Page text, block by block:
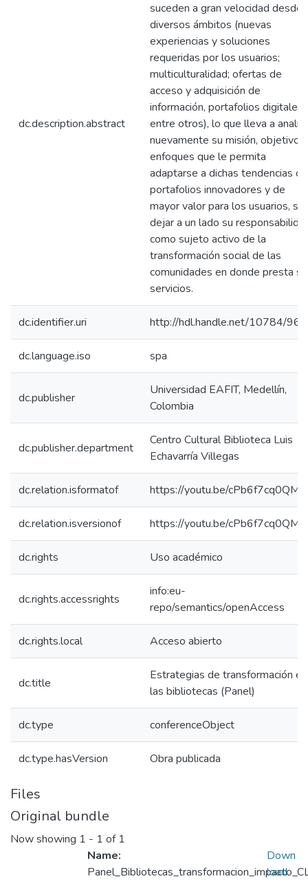
dc.description.abstract
suceden a gran velocidad desde
diversos ámbitos (nuevas
experiencias y soluciones
requeridas por los usuarios;
multiculturalidad; ofertas de
acceso y adquisición de
información, portafolios digitales,
entre otros), lo que lleva a
nuevamente su misión, objetivos
enfoques que le permita
adaptarse a dichas tendencias
portafolios innovadores y de
mayor valor para los usuarios, sin
dejar a un lado su
como sujeto activo de la
transformación social de las
comunidades en donde presta
servicios.
dc.identifier.uri http://hdl.handle.net/10784/
dc.language.iso spa
dc.publisher
Universidad EAFIT, Medellín,
Colombia
dc.publisher.department
Centro Cultural Biblioteca Luis
Echavarría Villegas
dc.relation.isformatof https://youtu.be/cPb6f7cq0QM
dc.relation.isversionof https://youtu.be/cPb6f7cq0QM
dc.rights Uso académico
dc.rights.accessrights
info:eu-
repo/semantics/openAccess
dc.rights.local Acceso abierto
dc.title
Estrategias de transformación en
las bibliotecas (Panel)
dc.type conferenceObject
dc.type.hasVersion Obra publicada
Files
Original bundle
Now showing 1 - 1 of 1
Name:
Down
load